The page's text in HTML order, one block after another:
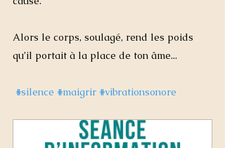
Alors le corps, soulagé, rend les poids
qu’il portait à la place de ton âme...
#silence #maigrir #vibrationsonore